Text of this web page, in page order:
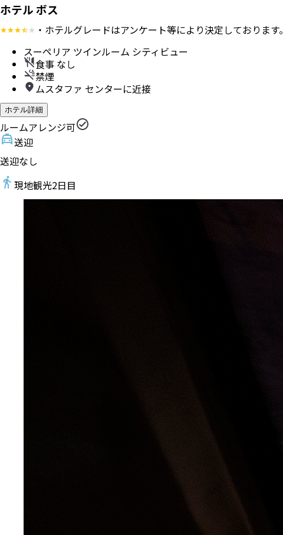
ホテル ボス
・ホテルグレードはアンケート等により決定しております。
スーペリア ツインルーム シティビュー
食事 なし
禁煙
ムスタファ センターに近接
ホテル詳細
ルームアレンジ可
送迎
送迎なし
現地観光2日目